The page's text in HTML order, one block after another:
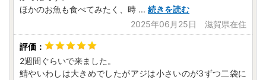
ほかのお魚も食べてみたく、時 ... 続きを読む
2025年06月25日 滋賀県在住
2週間ぐらいで来ました。
鯖やいわしは大きめでしたがアジは小さいのが3ずつ二袋に